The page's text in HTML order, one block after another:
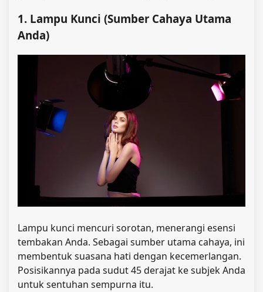
1. Lampu Kunci (Sumber Cahaya Utama
Anda)
Lampu kunci mencuri sorotan, menerangi esensi
tembakan Anda. Sebagai sumber utama cahaya, ini
membentuk suasana hati dengan kecemerlangan.
Posisikannya pada sudut 45 derajat ke subjek Anda
untuk sentuhan sempurna itu.